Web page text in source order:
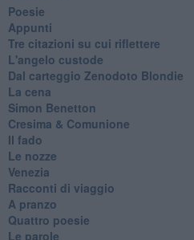
Poesie
Appunti
Tre citazioni su cui riflettere
L'angelo custode
Dal carteggio Zenodoto Blondie
La cena
Simon Benetton
Cresima & Comunione
Il fado
Le nozze
Venezia
Racconti di viaggio
A pranzo
Quattro poesie
Le parole